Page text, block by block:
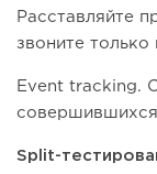
Расставляйте
звоните только
Event tracking.
Split-